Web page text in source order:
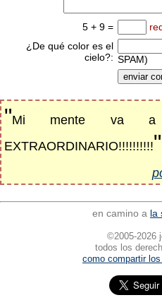
5 + 9 =
¿De qué color es el
cielo?: SPAM)
"Mi mente va a
EXTRAORDINARIO!!!!!!!!!!"
en camino a la
©2005-2026
todos los
como compartir